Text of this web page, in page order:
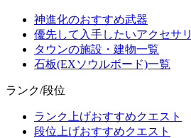
神進化のおすすめ武器
優先して入手したいアクセサリ
タウンの施設・建物一覧
石板(EXソウルボード)一覧
ランク/段位
ランク上げおすすめクエスト
段位上げおすすめクエスト